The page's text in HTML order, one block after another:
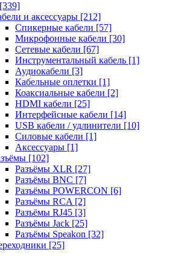
[339]
и аксессуары [212]
Спикерные кабели [57]
Микрофонные кабели [30]
Сетевые кабели [67]
Инструментальный кабель [1]
Аудиокабели [3]
Кабельные оплетки [1]
Коаксиальные кабели [2]
HDMI кабели [25]
Интерфейсные кабели [14]
USB кабели / удлинители [10]
Силовые кабели [1]
Аксессуары [1]
[102]
Разъёмы XLR [27]
Разъёмы BNC [7]
Разъёмы POWERCON [6]
Разъёмы RCA [2]
Разъёмы RJ45 [3]
Разъёмы Jack [25]
Разъёмы Speakon [32]
[25]